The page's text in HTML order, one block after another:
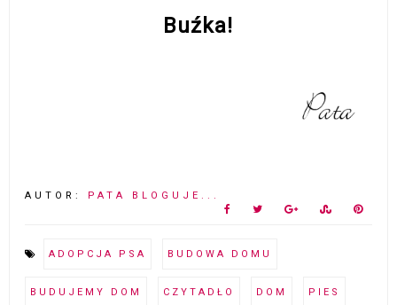
Buźka!
AUTOR: PATA BLOGUJE...
ADOPCJA PSA BUDOWA DOMU
BUDUJEMY DOM CZYTADŁO DOM PIES